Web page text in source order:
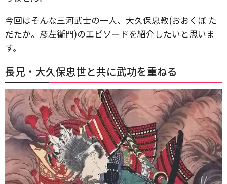
今回はそんな三河武士の一人、大久保忠教(おおくぼ た
だたか。彦左衛門)のエピソードを紹介したいと思いま
す。
長兄・大久保忠世と共に武功を重ねる